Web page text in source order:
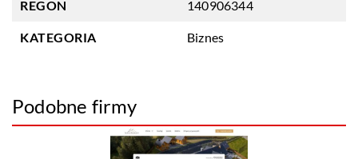
REGON 140906344
KATEGORIA Biznes
Podobne firmy